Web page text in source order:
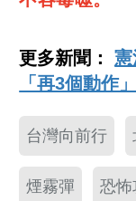
更多新聞：憲
「再3個動作
台灣向前行
煙霧彈 恐怖